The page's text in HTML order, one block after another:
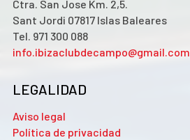
Ctra. San Jose Km. 2,5.
Sant Jordi 07817 Islas Baleares
Tel. 971 300 088
info.ibizaclubdecampo@gmail.com
LEGALIDAD
Aviso legal
Política de privacidad